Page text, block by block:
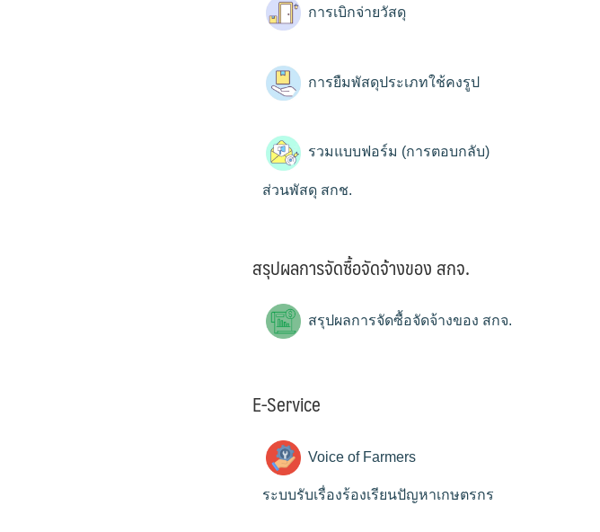
การเบิกจ่ายวัสดุ
การยืมพัสดุประเภทใช้คงรูป
รวมแบบฟอร์ม (การตอบกลับ)
ส่วนพัสดุ สกช.
สรุปผลการจัดซื้อจัดจ้างของ สกจ.
สรุปผลการจัดซื้อจัดจ้างของ สกจ.
E-Service
Voice of Farmers
ระบบรับเรื่องร้องเรียนปัญหาเกษตรกร